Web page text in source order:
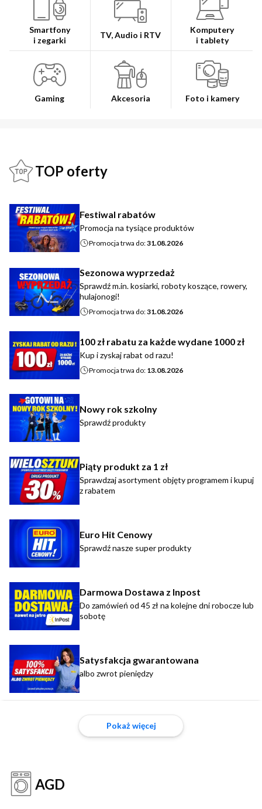
Smartfony
i zegarki
TV, Audio i RTV
Komputery
i tablety
Gaming Akcesoria Foto i kamery
TOP oferty
Festiwal rabatów
Promocja na tysiące produktów
Promocja trwa do:31.08.2026
Sezonowa wyprzedaż
Sprawdź m.in. kosiarki, roboty koszące, rowery,
hulajonogi!
Promocja trwa do:31.08.2026
100 zł rabatu za każde wydane 1000 zł
Kup i zyskaj rabat od razu!
Promocja trwa do: 13.08.2026
Nowy rok szkolny
Sprawdź produkty
Piąty produkt za 1 zł
Sprawdzaj asortyment objęty programem i kupuj
z rabatem
Euro Hit Cenowy
Sprawdź nasze super produkty
Darmowa Dostawa z Inpost
Do zamówień od 45 zł na kolejne dni robocze lub
sobotę
Satysfakcja gwarantowana
albo zwrot pieniędzy
Pokaż więcej
AGD